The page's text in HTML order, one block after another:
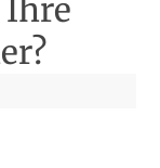
Ihre